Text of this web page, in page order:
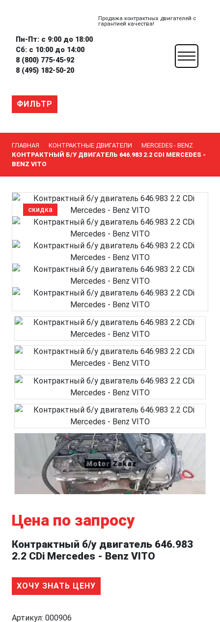
Продажа контрактных двигателей с
гарантией качества!
Пн-Пт: с 9:00 до 18:00
Сб: с 10:00 до 14:00
8 (800) 775-45-92
8 (495) 182-50-20
ФИЛЬТР
ГЛАВНАЯ КОНТРАКТНЫЕ ДВИГАТЕЛИ
MERCEDES - BENZ
КОНТРАКТНЫЙ Б/У ДВИГАТЕЛЬ 646.983 2.2 CDI MERCEDES -
BENZ VITO
скидка
Цена по запросу
Контрактный б/у двигатель 646.983
2.2 CDi Mercedes - Benz VITO
ХОЧУ ЗНАТЬ ЦЕНУ
Артикул: 000906